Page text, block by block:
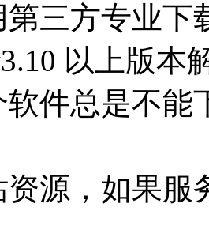
三方专业下
以上版本
软件总是不能
源，如果服